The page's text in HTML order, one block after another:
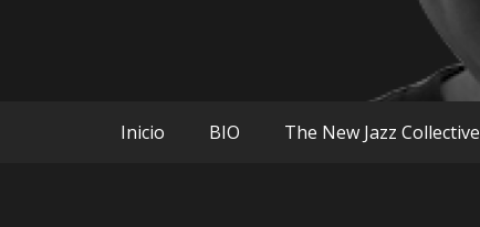
Inicio BIO The New Jazz Collective